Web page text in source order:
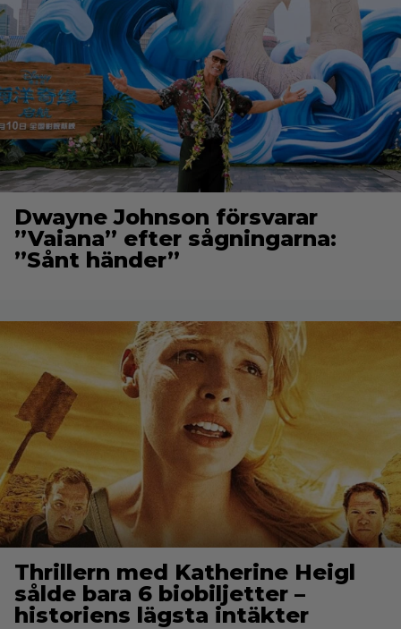
Dwayne Johnson försvarar
”Vaiana” efter sågningarna:
”Sånt händer”
Thrillern med Katherine Heigl
sålde bara 6 biobiljetter –
historiens lägsta intäkter